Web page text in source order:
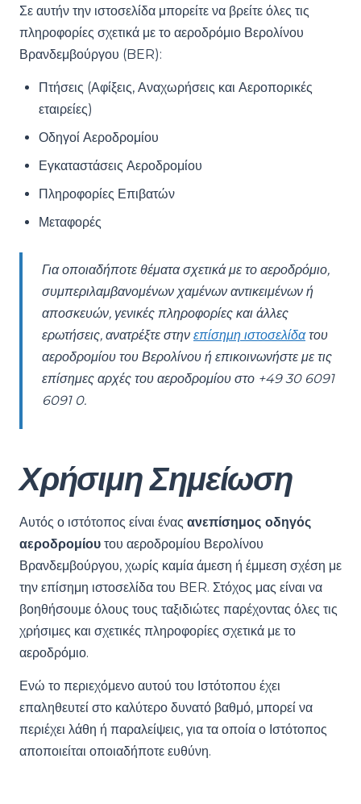
Σε αυτήν την ιστοσελίδα μπορείτε να βρείτε όλες τις
πληροφορίες σχετικά με το αεροδρόμιο Βερολίνου
Βρανδεμβούργου (BER):
Πτήσεις (Αφίξεις, Αναχωρήσεις και Αεροπορικές
εταιρείες)
Οδηγοί Αεροδρομίου
Εγκαταστάσεις Αεροδρομίου
Πληροφορίες Επιβατών
Μεταφορές
Για οποιαδήποτε θέματα σχετικά με το αεροδρόμιο,
συμπεριλαμβανομένων χαμένων αντικειμένων ή
αποσκευών, γενικές πληροφορίες και άλλες
ερωτήσεις, ανατρέξτε στην επίσημη ιστοσελίδατου
αεροδρομίου του Βερολίνου ή επικοινωνήστε με τις
επίσημες αρχές του αεροδρομίου στο +49 30 6091
6091 0.
Χρήσιμη Σημείωση
Αυτός ο ιστότοπος είναι ένας ανεπίσημος οδηγός
αεροδρομίου του αεροδρομίου Βερολίνου
Βρανδεμβούργου, χωρίς καμία άμεση ή έμμεση σχέση με
την επίσημη ιστοσελίδα του BER. Στόχος μας είναι να
βοηθήσουμε όλους τους ταξιδιώτες παρέχοντας όλες τις
χρήσιμες και σχετικές πληροφορίες σχετικά με το
αεροδρόμιο.
Ενώ το περιεχόμενο αυτού του Ιστότοπου έχει
επαληθευτεί στο καλύτερο δυνατό βαθμό, μπορεί να
περιέχει λάθη ή παραλείψεις, για τα οποία ο Ιστότοπος
αποποιείται οποιαδήποτε ευθύνη.